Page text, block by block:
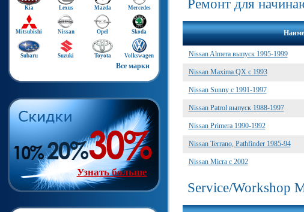
Kia Lexus Mazda Mercedes
Mitsubishi Nissan Opel Skoda
Subaru Suzuki Toyota Volkswagen
Все марки
Узнать больше
Ремонт для
Nissan Almera выпуск 1995-1999
Nissan Maxima QX с 1993
Nissan Sunny с 1991-1997
Nissan Patrol выпуск 1988-1997
Nissan Primera 1990-1992
Nissan Terrano, Pathfinder 1985-94
Nissan Micra с 2002
Service/Workshop